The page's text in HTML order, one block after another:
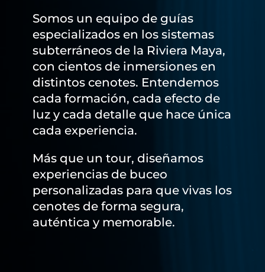
Somos un equipo de guías
especializados en los sistemas
subterráneos de la Riviera Maya,
con cientos de inmersiones en
distintos cenotes. Entendemos
cada formación, cada efecto de
luz y cada detalle que hace única
cada experiencia.
Más que un tour, diseñamos
experiencias de buceo
personalizadas para que vivas los
cenotes de forma segura,
auténtica y memorable.